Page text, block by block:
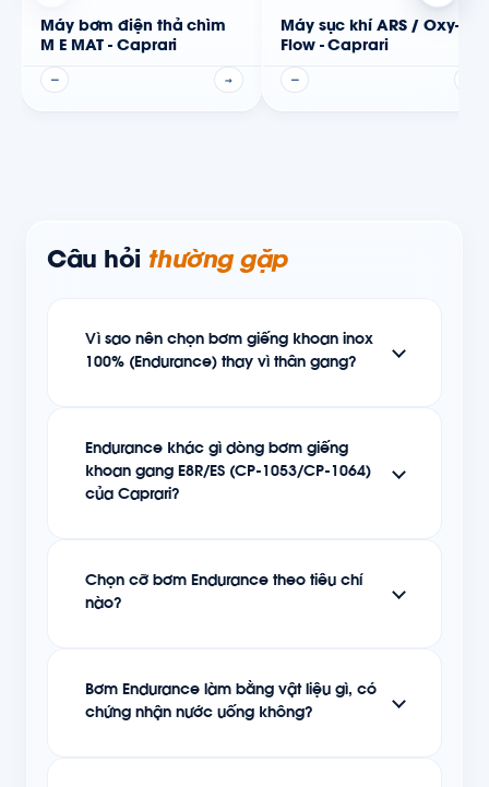
Máy bơm điện thả chìm
M E MAT - Caprari
— →
Máy sục khí ARS / Oxy-
Flow - Caprari
—
Câu hỏi thường gặp
Vì sao nên chọn bơm giếng khoan inox
100% (Endurance) thay vì thân gang?
Endurance khác gì dòng bơm giếng
khoan gang E8R/ES (CP-1053/CP-1064)
của Caprari?
Chọn cỡ bơm Endurance theo tiêu chí
nào?
Bơm Endurance làm bằng vật liệu gì, có
chứng nhận nước uống không?